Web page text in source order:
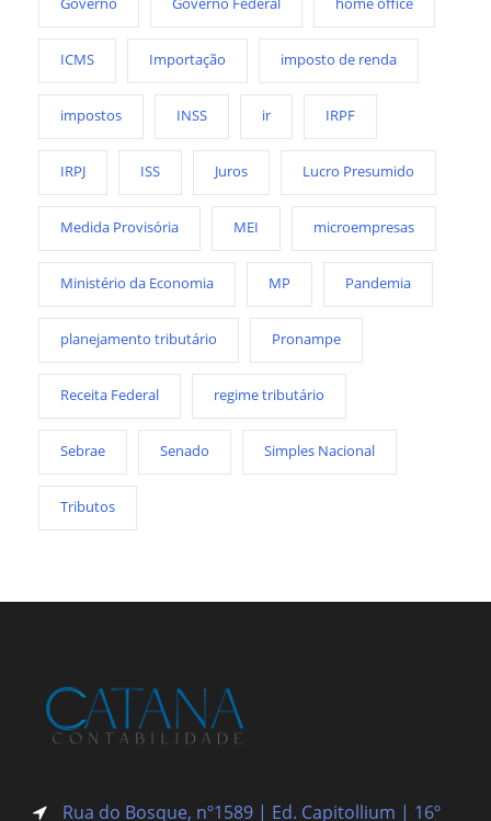
ICMS Importação imposto de renda
impostos INSS ir IRPF
IRPJ ISS Juros Lucro Presumido
Medida Provisória MEI microempresas
Ministério da Economia MP Pandemia
planejamento tributário Pronampe
Receita Federal regime tributário
Sebrae Senado Simples Nacional
Tributos
Rua do Bosque, nº1589 | Ed. Capitollium | 16º